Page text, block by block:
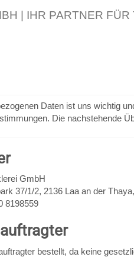
Daten ist uns wichtig
Die nachstehende
GmbH
37/1/2, 2136 Laa an der
8198559
bestellt, da keine